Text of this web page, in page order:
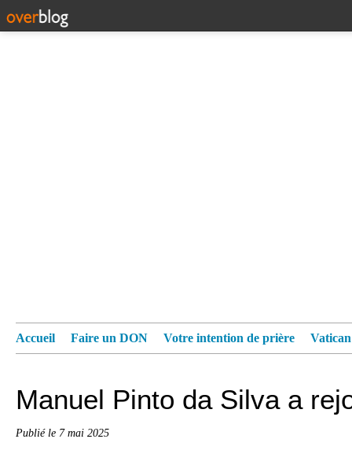
Accueil Faire un DON Votre intention de prière
Manuel Pinto da Silva a
Publié le 7 mai 2025